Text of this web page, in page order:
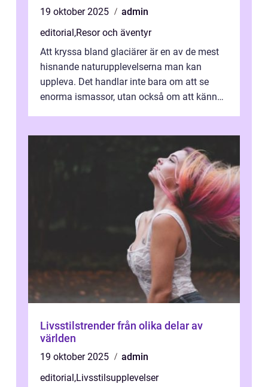
19 oktober 2025
admin
editorial,Resor och äventyr
Att kryssa bland glaciärer är en av de mest
hisnande naturupplevelserna man kan
uppleva. Det handlar inte bara om att se
enorma ismassor, utan också om att känna
Livsstilstrender från olika delar av
världen
19 oktober 2025
admin
editorial,Livsstilsupplevelser